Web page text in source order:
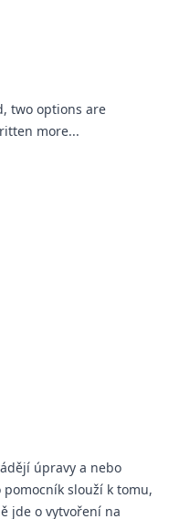
two options are
more...
úpravy a nebo
slouží k tomu,
jde o vytvoření na